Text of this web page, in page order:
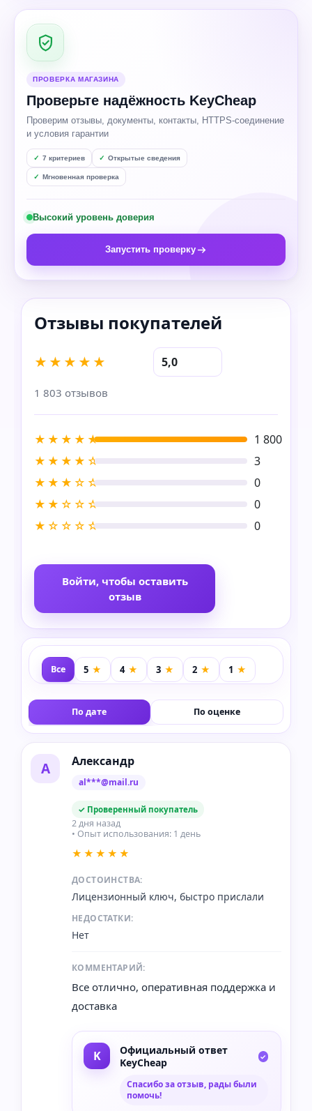
ПРОВЕРКА МАГАЗИНА
Проверьте надёжность KeyCheap
Проверим отзывы, документы, контакты, HTTPS-соединение
и условия гарантии
7 критериев Открытые сведения
Мгновенная проверка
Высокий уровень доверия
Запустить проверку
★★★★★ 5,0
1 803 отзывов
★★★★★
1 800
★★★★☆
3
★★★☆☆
0
★★☆☆☆
0
★☆☆☆☆
0
Войти, чтобы оставить
отзыв
Все
По дате По оценке
А Александр
al***@mail.ru
✓ Проверенный покупатель
2 дня назад
• Опыт использования: 1 день
★★★★★
ДОСТОИНСТВА:
Лицензионный ключ, быстро прислали
НЕДОСТАТКИ:
Нет
КОММЕНТАРИЙ:
Все отлично, оперативная поддержка и
доставка
Официальный ответ
KeyCheap
Спасибо за отзыв, рады были
помочь!